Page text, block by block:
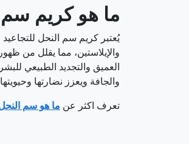
ما هو كريم
يُعتبر كريم سم النحل
والإيلاستين، مما يقلل من
العميق والتجديد الطبيعي
والجافة ويعزز نضارتها
تعرف اكثر عن ما هو سم